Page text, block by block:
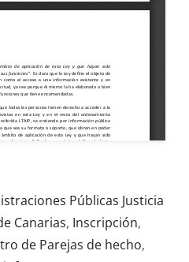
Públicas Justicia
Canarias, Inscripción,
de Parejas de hecho,